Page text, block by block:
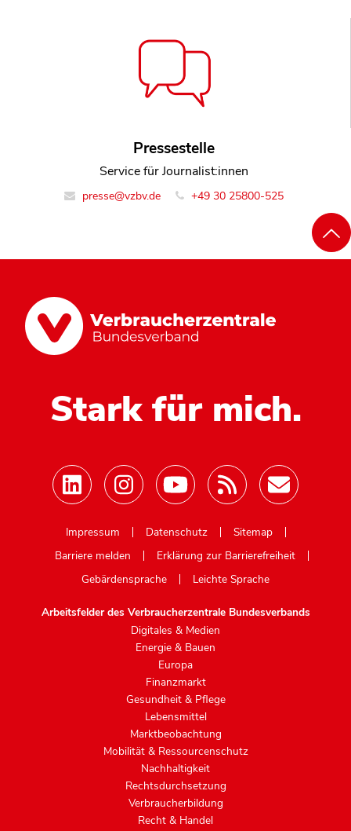
Pressestelle
Service für Journalist:innen
presse@vzbv.de +49 30 25800-525
Stark für mich.
Impressum
Datenschutz
Sitemap
Barriere melden
Erklärung zur Barrierefreiheit
Gebärdensprache
Leichte Sprache
Arbeitsfelder des Verbraucherzentrale Bundesverbands
Digitales & Medien
Energie & Bauen
Europa
Finanzmarkt
Gesundheit & Pflege
Lebensmittel
Marktbeobachtung
Mobilität & Ressourcenschutz
Nachhaltigkeit
Rechtsdurchsetzung
Verbraucherbildung
Recht & Handel